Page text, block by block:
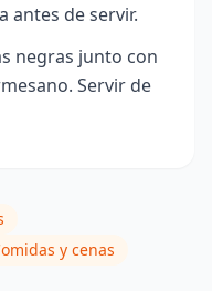
antes de servir.
negras junto con
Servir de
y cenas